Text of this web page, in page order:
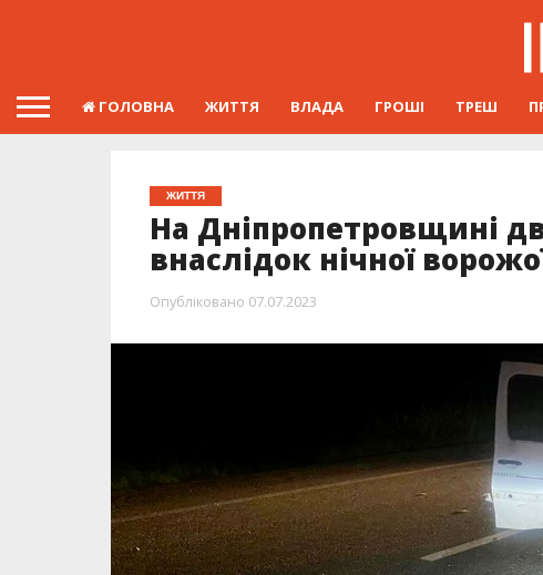
ГОЛОВНА ЖИТТЯ ВЛАДА ГРОШІ ТРЕШ
ЖИТТЯ
На Дніпропетровщині
внаслідок нічної
Опубліковано 07.07.2023